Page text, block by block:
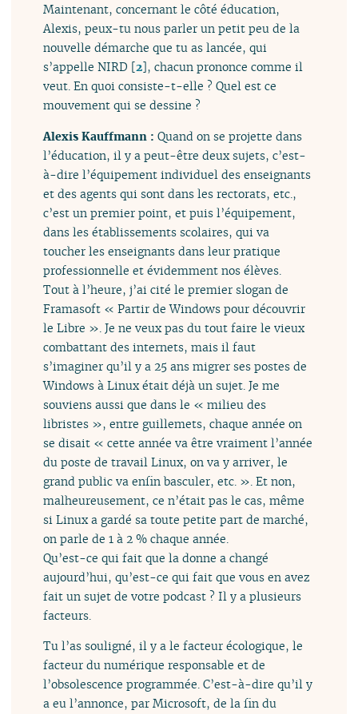
Maintenant, concernant le côté éducation,
Alexis, peux-tu nous parler un petit peu de la
nouvelle démarche que tu as lancée, qui
s’appelle NIRD [2], chacun prononce comme il
veut. En quoi consiste-t-elle ? Quel est ce
mouvement qui se dessine ?
Alexis Kauffmann :Quand on se projette dans
l’éducation, il y a peut-être deux sujets, c’est-
à-dire l’équipement individuel des enseignants
et des agents qui sont dans les rectorats, etc.,
c’est un premier point, et puis l’équipement,
dans les établissements scolaires, qui va
toucher les enseignants dans leur pratique
professionnelle et évidemment nos élèves.
Tout à l’heure, j’ai cité le premier slogan de
Framasoft « Partir de Windows pour découvrir
le Libre ». Je ne veux pas du tout faire le vieux
combattant des internets, mais il faut
s’imaginer qu’il y a 25 ans migrer ses postes de
Windows à Linux était déjà un sujet. Je me
souviens aussi que dans le « milieu des
libristes », entre guillemets, chaque année on
se disait « cette année va être vraiment l’année
du poste de travail Linux, on va y arriver, le
grand public va enfin basculer, etc. ». Et non,
malheureusement, ce n’était pas le cas, même
si Linux a gardé sa toute petite part de marché,
on parle de 1 à 2 % chaque année.
Qu’est-ce qui fait que la donne a changé
aujourd’hui, qu’est-ce qui fait que vous en avez
fait un sujet de votre podcast ? Il y a plusieurs
facteurs.
Tu l’as souligné, il y a le facteur écologique, le
facteur du numérique responsable et de
l’obsolescence programmée. C’est-à-dire qu’il y
a eu l’annonce, par Microsoft, de la fin du